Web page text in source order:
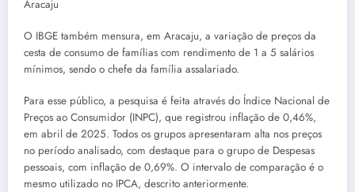
Aracaju
O IBGE também mensura, em Aracaju, a variação de preços da
cesta de consumo de famílias com rendimento de 1 a 5 salários
mínimos, sendo o chefe da família assalariado.
Para esse público, a pesquisa é feita através do Índice Nacional de
Preços ao Consumidor (INPC), que registrou inflação de 0,46%,
em abril de 2025. Todos os grupos apresentaram alta nos preços
no período analisado, com destaque para o grupo de Despesas
pessoais, com inflação de 0,69%. O intervalo de comparação é o
mesmo utilizado no IPCA, descrito anteriormente.